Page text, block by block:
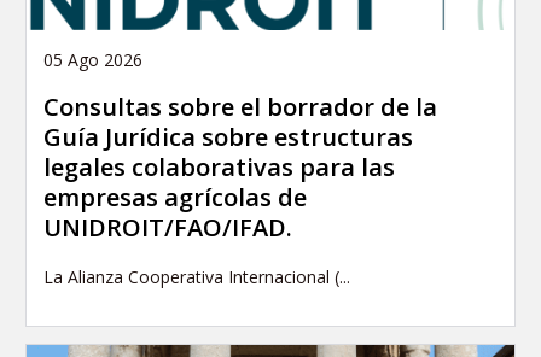
05 Ago 2026
Consultas sobre el borrador de la
Guía Jurídica sobre estructuras
legales colaborativas para las
empresas agrícolas de
UNIDROIT/FAO/IFAD.
La Alianza Cooperativa Internacional (...